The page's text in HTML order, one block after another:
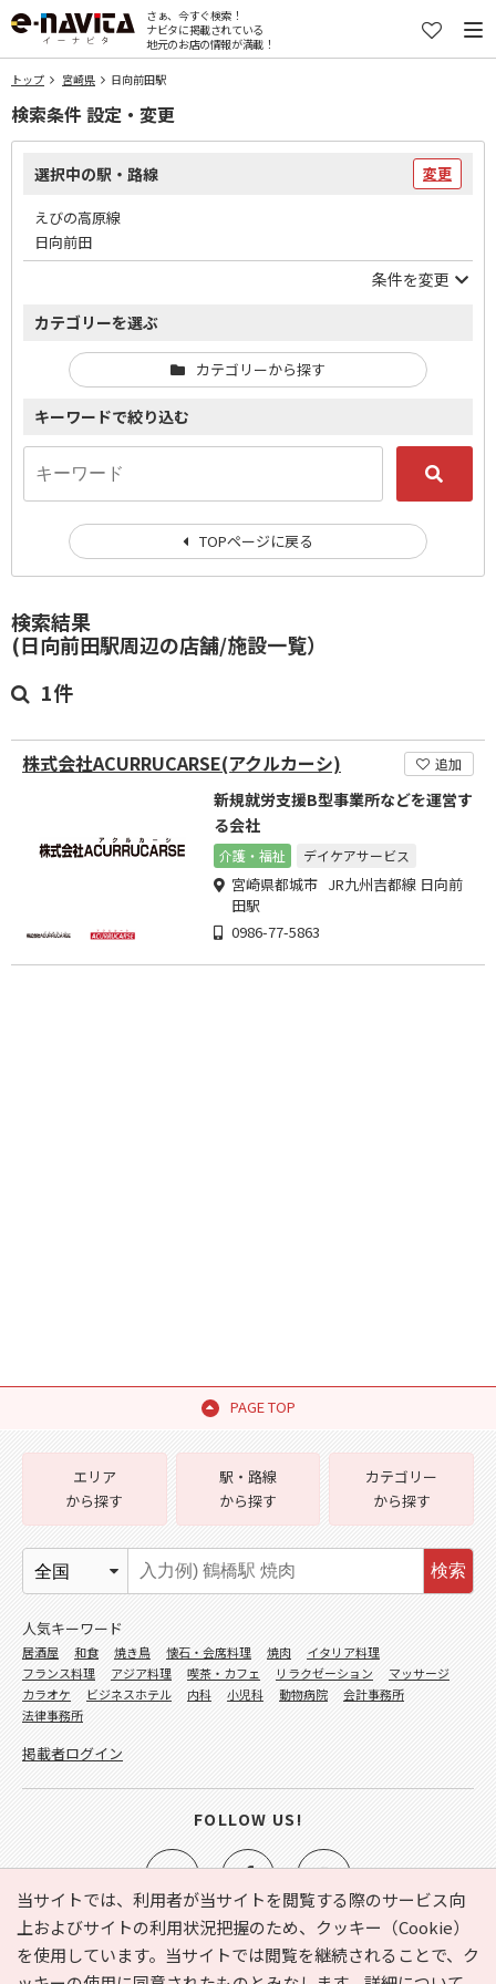
さぁ、今すぐ検索！
ナビタに掲載されている
地元のお店の情報が満載！
トップ 宮崎県 日向前田駅
検索結果
(日向前田駅周辺の店舗/施設一覧）
1件
株式会社ACURRUCARSE(アクルカーシ) 追加
新規就労支援B型事業所などを運営す
る会社
介護・福祉 デイケアサービス
宮崎県都城市 JR九州吉都線 日向前
田駅
0986-77-5863
検索条件 設定・変更
選択中の駅・路線 変更
えびの高原線
日向前田
条件を変更
カテゴリーを選ぶ
カテゴリーから探す
キーワードで絞り込む
TOPページに戻る
PAGE TOP
当サイトでは、利用者が当サイトを閲覧する際のサービス向
上およびサイトの利用状況把握のため、クッキー（Cookie）
を使用しています。当サイトでは閲覧を継続されることで、ク
e-NAVITA（イーナビタ）とは？ お気に入り
ヘルプ
エリア
から探す
駅・路線
から探す
カテゴリー
から探す
検索
人気キーワード
居酒屋 和食 焼き鳥 懐石・会席料理 焼肉
イタリア料理
フランス料理
アジア料理 喫茶・カフェ リラクゼーション
マッサージ
カラオケ
ビジネスホテル 内科 小児科 動物病院
会計事務所
法律事務所
掲載者ログイン
FOLLOW US!